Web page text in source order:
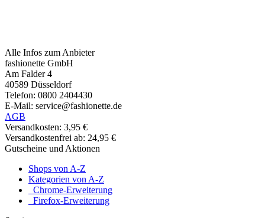
Alle Infos zum Anbieter
fashionette GmbH
Am Falder 4
40589 Düsseldorf
Telefon: 0800 2404430
E-Mail: service@fashionette.de
AGB
Versandkosten: 3,95 €
Versandkostenfrei ab: 24,95 €
Gutscheine und Aktionen
Shops von A-Z
Kategorien von A-Z
Chrome-Erweiterung
Firefox-Erweiterung